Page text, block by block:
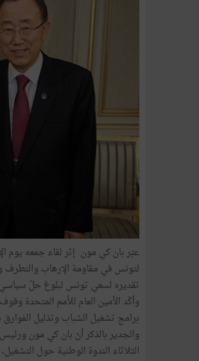
عبّر بان كي مون إثر لقاء جمعه يوم
لتونس في مقاومة الإرهاب والتطرف
تقديره لسعي تونس لبلوغ حلّ
وأكّد الأمين العام للأمم المتحدة
برامج تشغيل الشباب وتذليل
والجدير بالذكر أنّ بان كي مون
الثلاثاء الندوة الوطنية حول